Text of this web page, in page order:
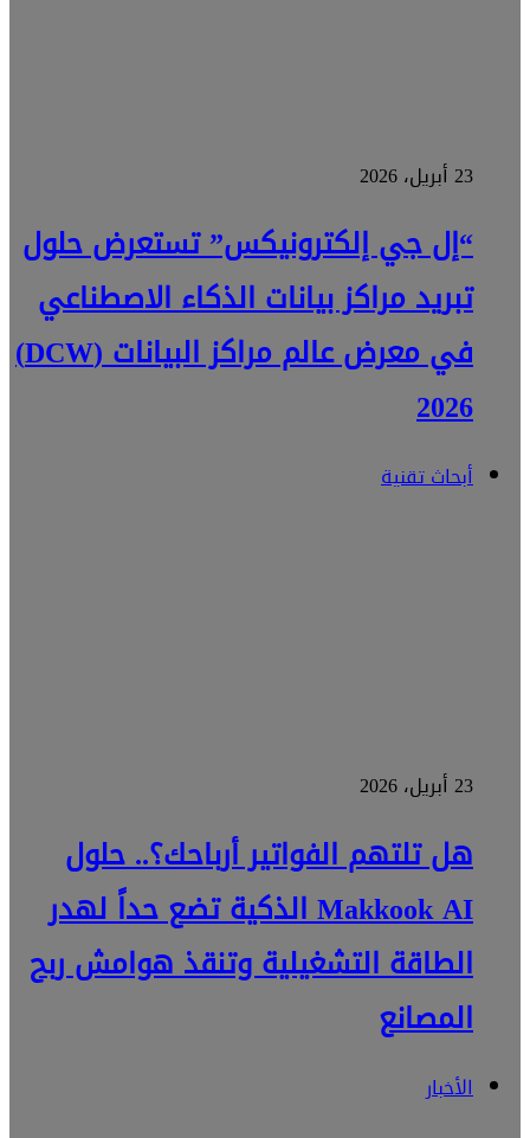
23 أبريل، 2026
“إل جي إلكترونيكس” تستعرض حلول
تبريد مراكز بيانات الذكاء الاصطناعي
في معرض عالم مراكز البيانات (DCW)
2026
أبحاث تقنية
23 أبريل، 2026
​هل تلتهم الفواتير أرباحك؟.. حلول
Makkook AI الذكية تضع حداً لهدر
الطاقة التشغيلية وتنقذ هوامش ربح
المصانع
الأخبار